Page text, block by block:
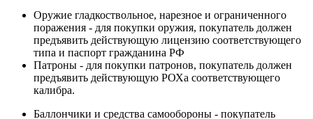
Оружие гладкоствольное, нарезное и ограниченного
поражения - для покупки оружия, покупатель должен
предъявить действующую лицензию соответствующего
типа и паспорт гражданина РФ
Патроны - для покупки патронов, покупатель должен
предъявить действующую РОХа соответствующего
калибра.
Баллончики и средства самообороны - покупатель